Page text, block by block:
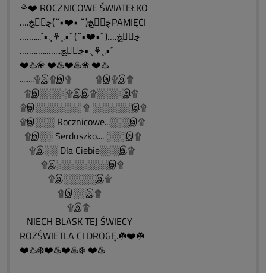
⚘❤️ ROCZNICOWE ŚWIATEŁKO
….ڿڰۣڿ(¨` •❤️•´¨)ڿڰۣڿPAMIĘCI
……....`•.¸⚘¸.•´ (¨`•❤️•´¨)….ڿڰۣڿ
…….…..…....ڿڰۣڿ•.¸⚘¸.•´
❤️♨️❀ ❤️♨️❤️♨️❀ ❤️♨️
........۩இ۩இ۩ ۩இ۩இ۩
۩இ░░░░۩இஇ۩░░░░இ۩
۩இ░░░░░░░ ۩ ░░░░░░இ۩
۩இ░░░ Rocznicowe...░░░இ۩
۩இ░░ Serduszko.... ░░░இ۩
۩இ░░ Dla Ciebie░░░இ۩
۩இ░░░░░░░░இ۩
۩இ░░░░░இ۩
۩இ░░இ۩
۩இ۩
NIECH BLASK TEJ ŚWIECY
ROZŚWIETLA CI DROGĘ.☘️❤️☘️
❤️♨️❄️❤️♨️❤️♨️❄️ ❤️♨️